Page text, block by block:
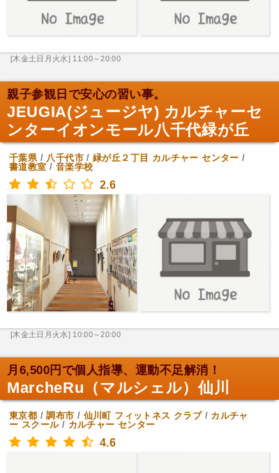
[木金土日月火水] 11:00～20:00
親子参観日で安心の習い事。
JEUGIA(ジュージヤ) カルチャーセ
ンターイオンモール八千代緑が丘
千葉県/ 八千代市/緑が丘２丁目 カルチャー センター /
書道教室 / 音楽学校
2.6
[木金土日月火水] 10:00～20:00
月6,500円で個人指導、運動不足解消！
MarcheRu（マルシェル）仙川
東京都 /調布市 / 仙川町 フィットネス クラブ/ カルチャ
ー スクール/ カルチャー センター
4.6